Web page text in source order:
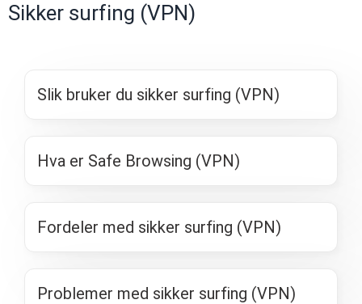
Sikker surfing (VPN)
Slik bruker du sikker surfing (VPN)
Hva er Safe Browsing (VPN)
Fordeler med sikker surfing (VPN)
Problemer med sikker surfing (VPN)